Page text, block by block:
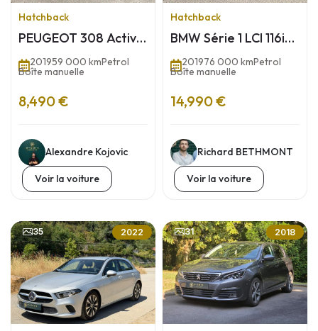
Hatchback
PEUGEOT 308 Active
Puretech 110 cv
201959 000 kmPetrol
Boîte manuelle
8,490 €
Alexandre Kojovic
Voir la voiture
Hatchback
BMW Série 1 LCI 116i
SPORT
201976 000 kmPetrol
Boîte manuelle
14,990 €
Richard BETHMONT
Voir la voiture
35 2022 31 2018